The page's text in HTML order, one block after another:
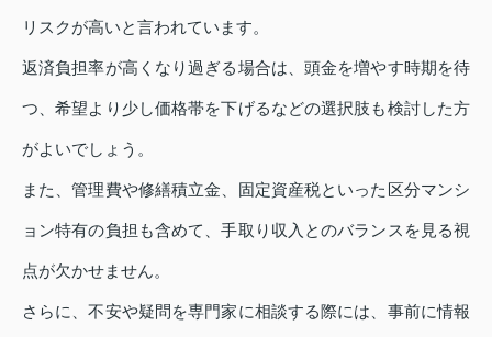
リスクが高いと言われています。
返済負担率が高くなり過ぎる場合は、頭金を増やす時期を待
つ、希望より少し価格帯を下げるなどの選択肢も検討した方
がよいでしょう。
また、管理費や修繕積立金、固定資産税といった区分マンシ
ョン特有の負担も含めて、手取り収入とのバランスを見る視
点が欠かせません。
さらに、不安や疑問を専門家に相談する際には、事前に情報